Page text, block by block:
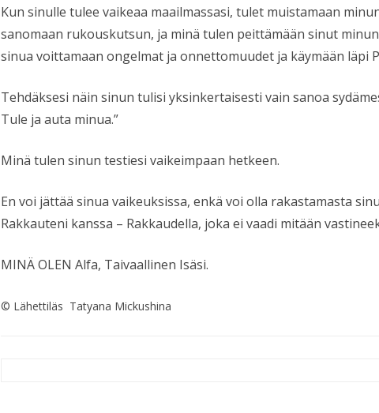
Kun sinulle tulee vaikeaa maailmassasi, tulet muistamaan
sanomaan rukouskutsun, ja minä tulen peittämään sinut
sinua voittamaan ongelmat ja onnettomuudet ja käymään läpi
Tehdäksesi näin sinun tulisi yksinkertaisesti vain sanoa
Tule ja auta minua.”
Minä tulen sinun testiesi vaikeimpaan hetkeen.
En voi jättää sinua vaikeuksissa, enkä voi olla rakastamasta
Rakkauteni kanssa – Rakkaudella, joka ei vaadi mitään
MINÄ OLEN Alfa, Taivaallinen Isäsi.
© Lähettiläs Tatyana Mickushina